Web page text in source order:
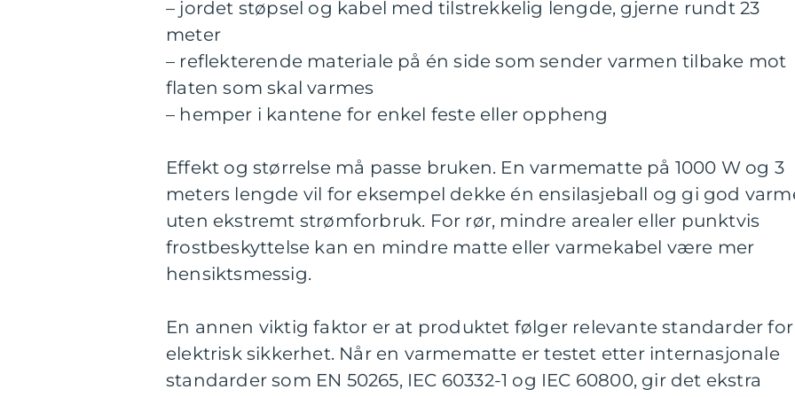
– jordet støpsel og kabel med tilstrekkelig lengde, gjerne rundt 23
meter
– reflekterende materiale på én side som sender varmen tilbake mot
flaten som skal varmes
– hemper i kantene for enkel feste eller oppheng
Effekt og størrelse må passe bruken. En varmematte på 1000 W og 3
meters lengde vil for eksempel dekke én ensilasjeball og gi god
uten ekstremt strømforbruk. For rør, mindre arealer eller punktvis
frostbeskyttelse kan en mindre matte eller varmekabel være mer
hensiktsmessig.
En annen viktig faktor er at produktet følger relevante standarder for
elektrisk sikkerhet. Når en varmematte er testet etter internasjonale
standarder som EN 50265, IEC 60332-1 og IEC 60800, gir det ekstra